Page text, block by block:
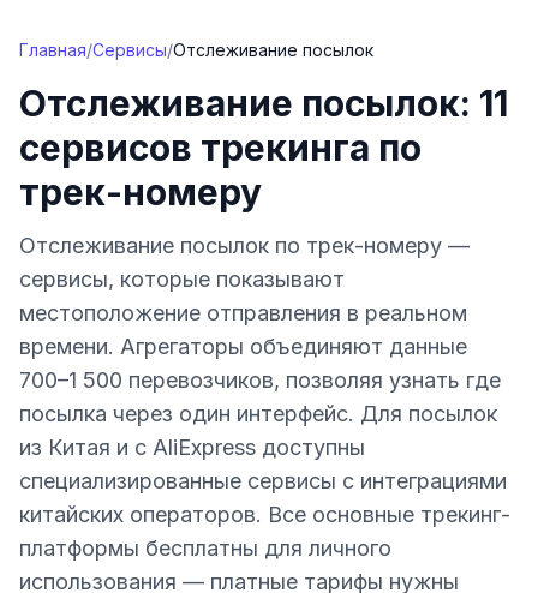
Главная/Сервисы/Отслеживание посылок
Отслеживание посылок: 11
сервисов трекинга по
трек-номеру
Отслеживание посылок по трек-номеру —
сервисы, которые показывают
местоположение отправления в реальном
времени. Агрегаторы объединяют данные
700–1 500 перевозчиков, позволяя узнать где
посылка через один интерфейс. Для посылок
из Китая и с AliExpress доступны
специализированные сервисы с интеграциями
китайских операторов. Все основные трекинг-
платформы бесплатны для личного
использования — платные тарифы нужны